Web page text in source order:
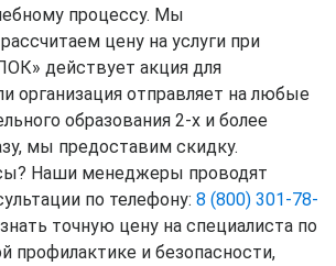
процессу. Мы
цену на услуги при
действует акция для
организация отправляет на любые
образования 2-х и более
мы предоставим скидку.
Наши менеджеры проводят
по телефону: 8 (800) 301-78-
точную цену на специалиста по
профилактике и безопасности,